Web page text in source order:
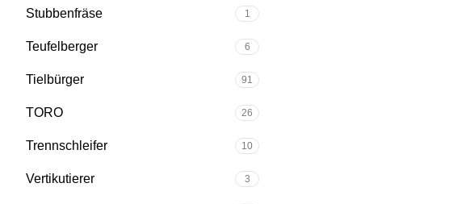
Stubbenfräse 1
Teufelberger 6
Tielbürger 91
TORO 26
Trennschleifer 10
Vertikutierer 3